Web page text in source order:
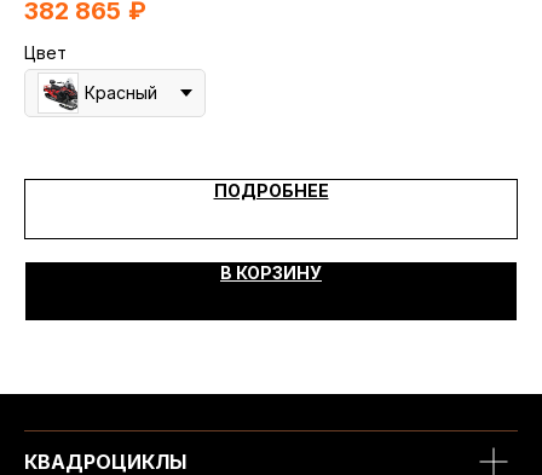
382 865 ₽
Цвет
Красный
ПОДРОБНЕЕ
В КОРЗИНУ
КВАДРОЦИКЛЫ